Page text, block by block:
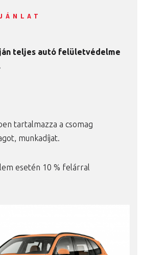
teljes autó felületvédelme
tartalmazza a csomag
munkadíjat.
esetén 10 % felárral